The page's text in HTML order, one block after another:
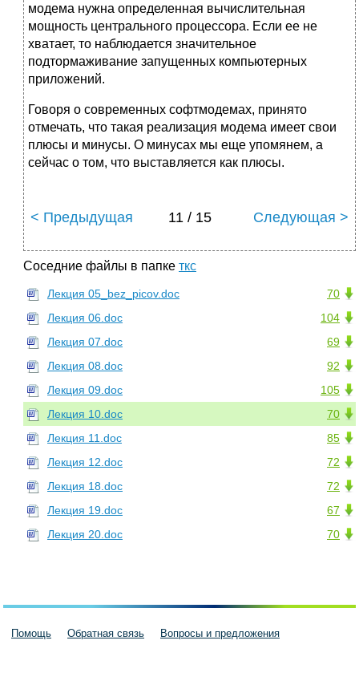
модема нужна определенная вычислительная
мощность центрального процессора. Если ее не
хватает, то наблюдается значительное
подтормаживание запущенных компьютерных
приложений.
Говоря о современных софтмодемах, принято
отмечать, что такая реализация модема имеет свои
плюсы и минусы. О минусах мы еще упомянем, а
сейчас о том, что выставляется как плюсы.
< Предыдущая 11 / 15 Следующая >
Соседние файлы в папке ткс
70
Лекция 05_bez_picov.doc
104
Лекция 06.doc
69
Лекция 07.doc
92
Лекция 08.doc
105
Лекция 09.doc
70
Лекция 10.doc
85
Лекция 11.doc
72
Лекция 12.doc
72
Лекция 18.doc
67
Лекция 19.doc
70
Лекция 20.doc
Помощь Обратная связь Вопросы и предложения